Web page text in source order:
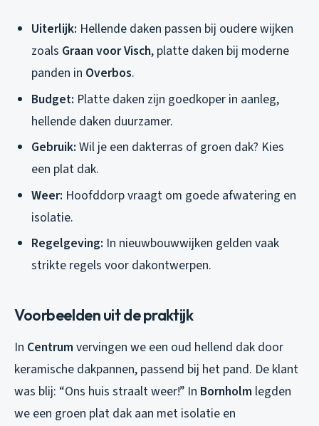
Uiterlijk: Hellende daken passen bij oudere wijken
zoals Graan voor Visch, platte daken bij moderne
panden in Overbos.
Budget: Platte daken zijn goedkoper in aanleg,
hellende daken duurzamer.
Gebruik: Wil je een dakterras of groen dak? Kies
een plat dak.
Weer: Hoofddorp vraagt om goede afwatering en
isolatie.
Regelgeving: In nieuwbouwwijken gelden vaak
strikte regels voor dakontwerpen.
Voorbeelden uit de praktijk
In Centrum vervingen we een oud hellend dak door
keramische dakpannen, passend bij het pand. De klant
was blij: “Ons huis straalt weer!” In Bornholm legden
we een groen plat dak aan met isolatie en